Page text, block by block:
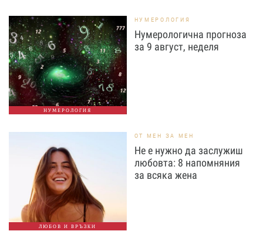
НУМЕРОЛОГИЯ
НУМЕРОЛОГИЯ
Нумерологична прогноза
за 9 август, неделя
ЛЮБОВ И ВРЪЗКИ
ОТ МЕН ЗА МЕН
Не е нужно да заслужиш
любовта: 8 напомняния
за всяка жена